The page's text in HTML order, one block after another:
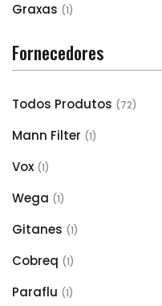
Graxas (1)
Fornecedores
Todos Produtos (72)
Mann Filter (1)
Vox (1)
Wega (1)
Gitanes (1)
Cobreq (1)
Paraflu (1)